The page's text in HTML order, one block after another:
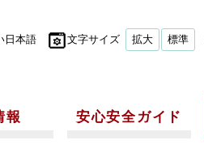
日本語 文字サイズ 拡大 標準
報 安心安全ガイド